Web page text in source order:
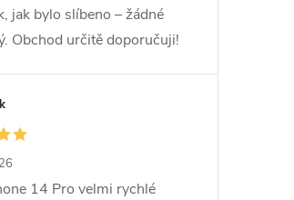
jak bylo slíbeno – žádné
Obchod určitě doporučuji!
14 Pro velmi rychlé